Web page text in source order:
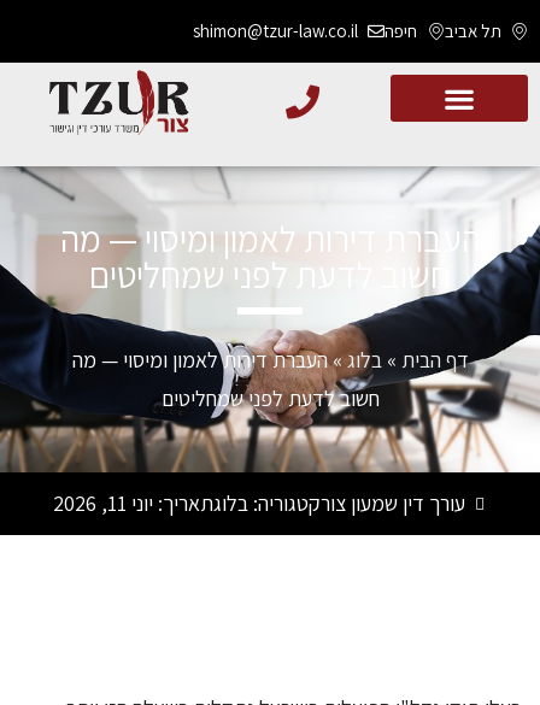
תל אביב חיפה shimon@tzur-law.co.il
העברת דירות לאמון ומיסוי — מה
חשוב לדעת לפני שמחליטים
דף הבית »בלוג»העברת דירות לאמון ומיסוי — מה
חשוב לדעת לפני שמחליטים
עורך דין שמעון צורקטגוריה:בלוגתאריך: יוני 11, 2026